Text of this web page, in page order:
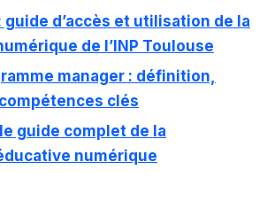
guide d’accès et utilisation de la
de l’INP Toulouse
manager : définition,
clés
guide complet de la
numérique